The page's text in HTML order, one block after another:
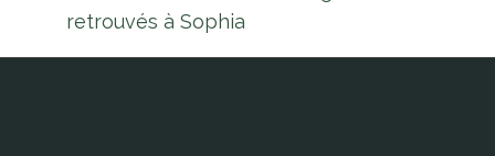
retrouvés à Sophia